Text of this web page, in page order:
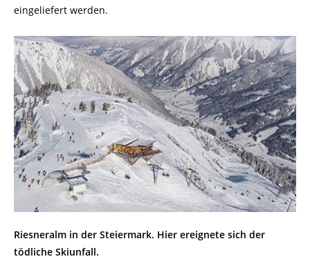
eingeliefert werden.
Riesneralm in der Steiermark. Hier ereignete sich der
tödliche Skiunfall.